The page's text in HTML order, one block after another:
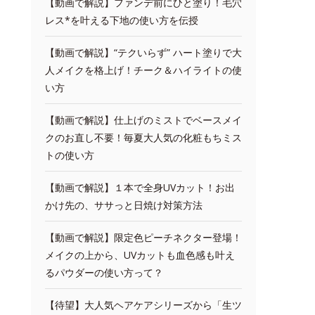
レス*を叶える下地の使い方を伝授
【動画で解説】“テクいらず” ハート塗りで大
人メイクを格上げ！チーク＆ハイライトの使
い方
【動画で解説】仕上げのミストでベースメイ
クのお直し不要！毎夏大人気の化粧もちミス
トの使い方
【動画で解説】１本で全身UVカット！お出
かけ先の、ササっと日焼け対策方法
【動画で解説】限定色ピーチネクター登場！
メイクの上から、UVカットも血色感も叶え
るパウダーの使い方って？
【待望】大人気ヘアケアシリーズから「生ツ